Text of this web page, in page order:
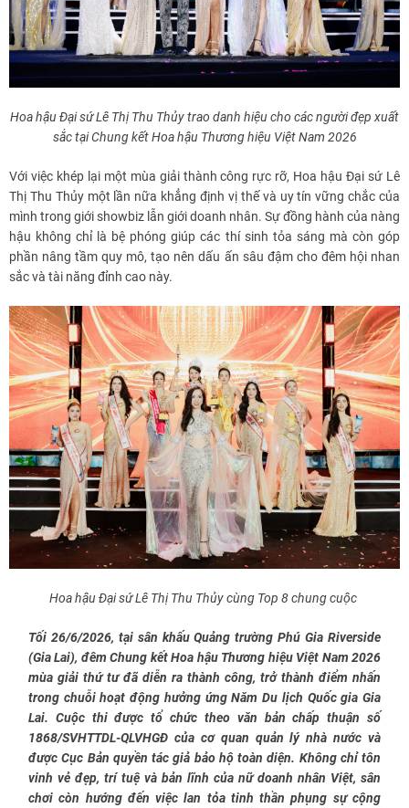
Hoa hậu Đại sứ Lê Thị Thu Thủy trao danh hiệu cho các người đẹp xuất
sắc tại Chung kết Hoa hậu Thương hiệu Việt Nam 2026
Với việc khép lại một mùa giải thành công rực rỡ, Hoa hậu Đại sứ Lê
Thị Thu Thủy một lần nữa khẳng định vị thế và uy tín vững chắc của
mình trong giới showbiz lẫn giới doanh nhân. Sự đồng hành của nàng
hậu không chỉ là bệ phóng giúp các thí sinh tỏa sáng mà còn góp
phần nâng tầm quy mô, tạo nên dấu ấn sâu đậm cho đêm hội nhan
sắc và tài năng đỉnh cao này.
Hoa hậu Đại sứ Lê Thị Thu Thủy cùng Top 8 chung cuộc
Tối 26/6/2026, tại sân khấu Quảng trường Phú Gia Riverside
(Gia Lai), đêm Chung kết Hoa hậu Thương hiệu Việt Nam 2026
mùa giải thứ tư đã diễn ra thành công, trở thành điểm nhấn
trong chuỗi hoạt động hưởng ứng Năm Du lịch Quốc gia Gia
Lai. Cuộc thi được tổ chức theo văn bản chấp thuận số
1868/SVHTTDL-QLVHGĐ của cơ quan quản lý nhà nước và
được Cục Bản quyền tác giả bảo hộ toàn diện. Không chỉ tôn
vinh vẻ đẹp, trí tuệ và bản lĩnh của nữ doanh nhân Việt, sân
chơi còn hướng đến việc lan tỏa tinh thần phụng sự cộng